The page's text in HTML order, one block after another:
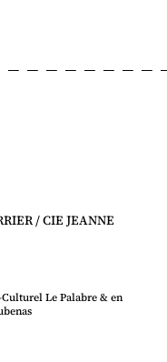
/ CIE JEANNE
Le Palabre & en